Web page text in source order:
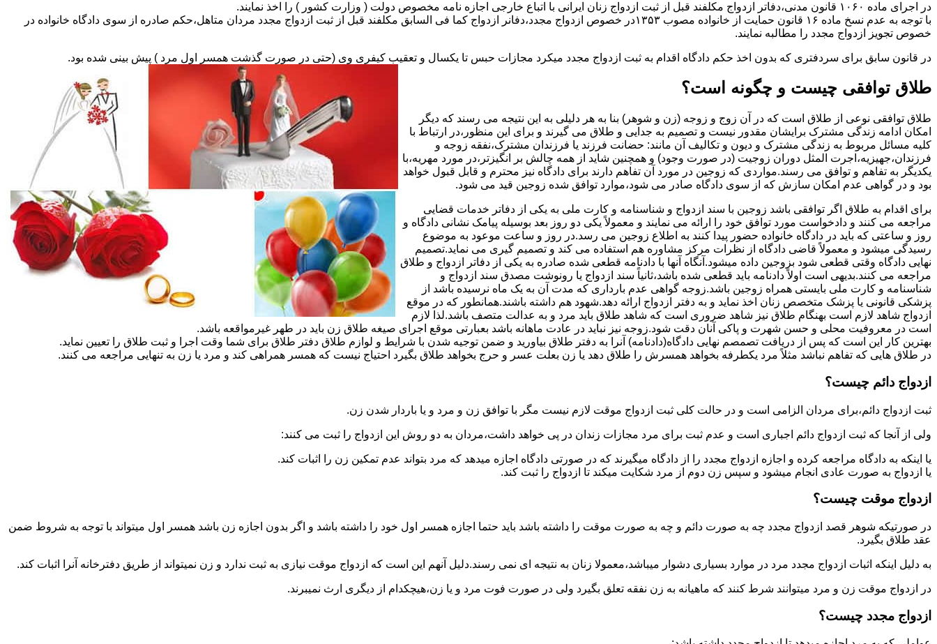
در اجرای ماده ۱۰۶۰ قانون مدنی،دفاتر ازدواج مکلفند قبل از ثبت ازدواج زنان ایرانی با اتباع خارجی اجازه نامه مخصوص دولت ( وزارت کشور ) را اخذ نمایند.
با توجه به عدم نسخ ماده ۱۶ قانون حمایت از خانواده مصوب ۱۳۵۳در خصوص ازدواج مجدد،دفانر ازدواج کما فی السابق مکلفند قبل از ثبت ازدواج مجدد مردان متاهل،حکم صادره از سوی دادگاه خانواده در
خصوص تجویز ازدواج مجدد را مطالبه نمایند.
در قانون سابق برای سردفتری که بدون اخذ حکم دادگاه اقدام به ثبت ازدواج مجدد میکرد مجازات حبس تا یکسال و تعقیب کیفری وی (حتی در صورت گذشت همسر اول مرد ) پیش بینی شده بود.
طلاق توافقی چیست و چگونه است؟
طلاق توافقی نوعی از طلاق است که در آن زوج و زوجه (زن و شوهر) بنا به هر دلیلی به این نتیجه می رسند که دیگر
امکان ادامه زندگی مشترک برایشان مقدور نیست و تصمیم به جدایی و طلاق می گیرند و برای این منظور،در ارتباط با
کلیه مسائل مربوط به زندگی مشترک و دیون و تکالیف آن مانند: حضانت فرزند یا فرزندان مشترک،نفقه زوجه و
فرزندان،جهیزیه،اجرت المثل دوران زوجیت (در صورت وجود) و همچنین شاید از همه چالش بر انگیزتر،در مورد مهریه،با
یکدیگر به تفاهم و توافق می رسند.مواردی که زوجین در مورد آن تفاهم دارند برای دادگاه نیز محترم و قابل قبول خواهد
بود و در گواهی عدم امکان سازش که از سوی دادگاه صادر می شود،موارد توافق شده زوجین قید می شود.
برای اقدام به طلاق اگر توافقی باشد زوجین با سند ازدواج و شناسنامه و کارت ملی به یکی از دفاتر خدمات قضایی
مراجعه می کنند و دادخواست مورد توافق خود را ارائه می نمایند و معمولاً یکی دو روز بعد بوسیله پیامک نشانی دادگاه و
روز و ساعتی که باید در دادگاه خانواده حضور پیدا کنند به اطلاع زوجین می رسد.در روز و ساعت موعود به موضوع
رسیدگی میشود و معمولاً قاضی دادگاه از نظرات مرکز مشاوره هم استفاده می کند و تصمیم گیری می نماید.تصمیم
نهایی دادگاه وقتی قطعی شود بزوجین داده میشود.آنگاه آنها با دادنامه قطعی شده صادره به یکی از دفاتر ازدواج و طلاق
مراجعه می کنند.بدیهی است اولاً دادنامه باید قطعی شده باشد،ثانیاً سند ازدواج یا رونوشت مصدق سند ازدواج و
شناسنامه و کارت ملی بایستی همراه زوجین باشد.زوجه گواهی عدم بارداری که مدت آن به یک ماه نرسیده باشد از
پزشکی قانونی یا پزشک متخصص زنان اخذ نماید و به دفتر ازدواج ارائه دهد.شهود هم داشته باشند.همانطور که در موقع
ازدواج شاهد لازم است بهنگام طلاق نیز شاهد ضروری است که شاهد طلاق باید مرد و به عدالت متصف باشد.لذا لازم
است در معروفیت محلی و حسن شهرت و پاکی آنان دقت شود.زوجه نیز نباید در عادت ماهانه باشد بعبارتی موقع اجرای صیغه طلاق زن باید در طهر غیرمواقعه باشد.
بهترین کار این است که پس از دریافت تصمصم نهایی دادگاه(دادنامه) آنرا به دفتر طلاق بیاورید و ضمن توجیه شدن با شرایط و لوازم طلاق دفتر طلاق برای شما وقت اجرا و ثبت طلاق را تعیین نماید.
در طلاق هایی که تفاهم نباشد مثلاً مرد یکطرفه بخواهد همسرش را طلاق دهد یا زن بعلت عسر و حرج بخواهد طلاق بگیرد احتیاج نیست که همسر همراهی کند و مرد یا زن به تنهایی مراجعه می کنند.
ازدواج دائم چیست؟
ثبت ازدواج دائم،برای مردان الزامی است و در حالت کلی ثبت ازدواج موقت لازم نیست مگر با توافق زن و مرد و یا باردار شدن زن.
ولی از آنجا که ثبت ازدواج دائم اجباری است و عدم ثبت برای مرد مجازات زندان در پی خواهد داشت،مردان به دو روش این ازدواج را ثبت می کنند:
یا اینکه به دادگاه مراجعه کرده و اجازه ازدواج مجدد را از دادگاه میگیرند که در صورتی دادگاه اجازه میدهد که مرد بتواند عدم تمکین زن را اثبات کند.
یا ازدواج به صورت عادی انجام میشود و سپس زن دوم از مرد شکایت میکند تا ازدواج را ثبت کند.
ازدواج موقت چیست؟
در صورتیکه شوهر قصد ازدواج مجدد چه به صورت دائم و چه به صورت موقت را داشته باشد باید حتما اجازه همسر اول خود را داشته باشد و اگر بدون اجازه زن باشد همسر اول میتواند با توجه به شروط ضمن
عقد طلاق بگیرد.
به دلیل اینکه اثبات ازدواج مجدد مرد در موارد بسیاری دشوار میباشد،معمولا زنان به نتیجه ای نمی رسند.دلیل آنهم این است که ازدواج موقت نیازی به ثبت ندارد و زن نمیتواند از طریق دفترخانه آنرا اثبات کند.
در ازدواج موقت زن و مرد میتوانند شرط کنند که ماهیانه به زن نفقه تعلق بگیرد ولی در صورت فوت مرد و یا زن،هیچکدام از دیگری ارث نمیبرند.
ازدواج مجدد چیست؟